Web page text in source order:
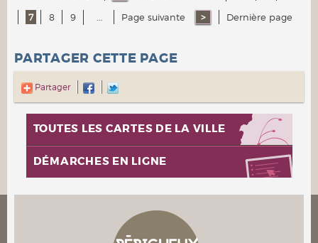
7 8 9 ... Page suivante Dernière page
PARTAGER CETTE PAGE
Partager
TOUTES LES CARTES DE LA VILLE
DÉMARCHES EN LIGNE